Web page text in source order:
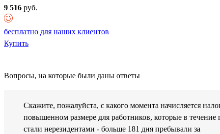
9 516 руб.
бесплатно для наших клиентов
Купить
Вопросы, на которые были даны ответы
Скажите, пожалуйста, с какого момента начисляется
повышенном размере для работников, которые в течение
стали нерезидентами - больше 181 дня пребывали за